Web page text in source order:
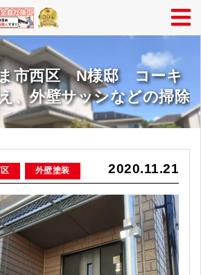
市西区 N様邸 コーキ
、外壁サッシなどの掃除
2020.11.21
外壁塗装